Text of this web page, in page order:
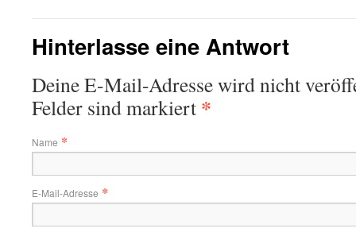
Hinterlasse eine Antwort
Deine E-Mail-Adresse wird nicht
Felder sind markiert *
Name *
E-Mail-Adresse *